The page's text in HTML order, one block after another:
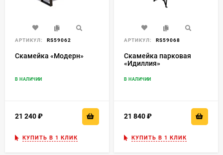
АРТИКУЛ: RS59062
Скамейка «Модерн»
В НАЛИЧИИ
21 240
КУПИТЬ В 1 КЛИК
АРТИКУЛ: RS59068
Скамейка парковая
«Идиллия»
В НАЛИЧИИ
21 840
КУПИТЬ В 1 КЛИК